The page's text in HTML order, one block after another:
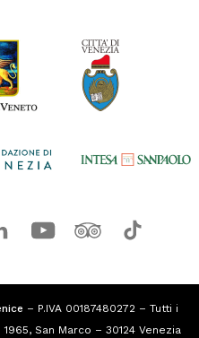
– P.IVA 00187480272 – Tutti i
San Marco – 30124 Venezia